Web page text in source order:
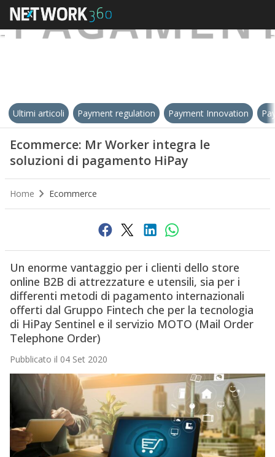
Ultimi articoli Payment regulation Payment Innovation
Ecommerce: Mr Worker integra le
soluzioni di pagamento HiPay
Home Ecommerce
Un enorme vantaggio per i clienti dello store
online B2B di attrezzature e utensili, sia per i
differenti metodi di pagamento internazionali
offerti dal Gruppo Fintech che per la tecnologia
di HiPay Sentinel e il servizio MOTO (Mail Order
Telephone Order)
Pubblicato il 04 Set 2020